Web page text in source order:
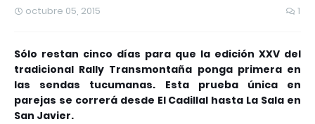
octubre 05, 2015 1
Sólo restan cinco días para que la edición XXV del
tradicional Rally Transmontaña ponga primera en
las sendas tucumanas. Esta prueba única en
parejas se correrá desde El Cadillal hasta La Sala en
San Javier.